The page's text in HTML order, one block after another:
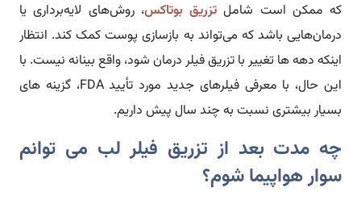
که ممکن است شامل تزریق بوتاکس، روش‌های لایه‌برداری یا
درمان‌هایی باشد که می‌تواند به بازسازی پوست کمک کند. انتظار
اینکه دهه ها تغییر با تزریق فیلر درمان شود، واقع بینانه نیست. با
این حال، با معرفی فیلرهای جدید مورد تأیید FDA، گزینه های
بسیار بیشتری نسبت به چند سال پیش داریم.
چه مدت بعد از تزریق فیلر لب می توانم
سوار هواپیما شوم؟